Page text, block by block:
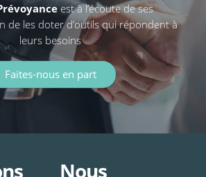
est à l’écoute de ses
de les doter d’outils qui répondent à
leurs besoins
Faites-nous en part
Nous